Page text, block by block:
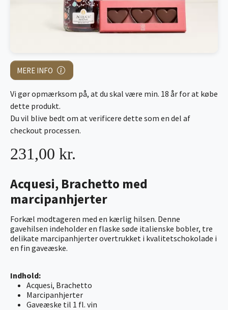
MERE INFO
Acquesi, Brachetto med
marcipanhjerter
Forkæl modtageren med en kærlig hilsen. Denne
gavehilsen indeholder en flaske søde italienske bobler, tre
delikate marcipanhjerter overtrukket i kvalitetschokolade i
en fin gaveæske.
Indhold:
Acquesi, Brachetto
Marcipanhjerter
Gaveæske til 1 fl. vin
231,00 kr.
Vi gør opmærksom på, at du skal være min. 18 år for at købe
dette produkt.
Du vil blive bedt om at verificere dette som en del af
checkout processen.